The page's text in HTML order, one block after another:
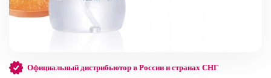
Официальный дистрибьютор в России и странах СНГ